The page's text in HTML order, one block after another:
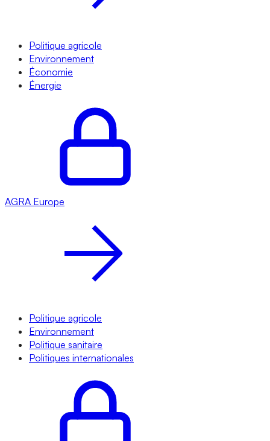
Politique agricole
Environnement
Économie
Énergie
AGRA Europe
Politique agricole
Environnement
Politique sanitaire
Politiques internationales